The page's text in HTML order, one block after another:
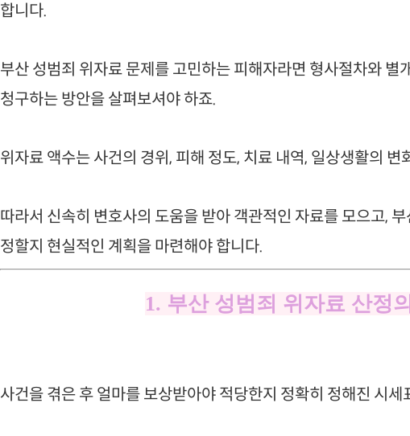
합니다.
부산 성범죄 위자료 문제를 고민하는 피해자라면 형사절차와 별
청구하는 방안을 살펴보셔야 하죠.
위자료 액수는 사건의 경위, 피해 정도, 치료 내역, 일상생활의
따라서 신속히 변호사의 도움을 받아 객관적인 자료를 모으고,
정할지 현실적인 계획을 마련해야 합니다.
1. 부산 성범죄 위자료 산정
사건을 겪은 후 얼마를 보상받아야 적당한지 정확히 정해진 시